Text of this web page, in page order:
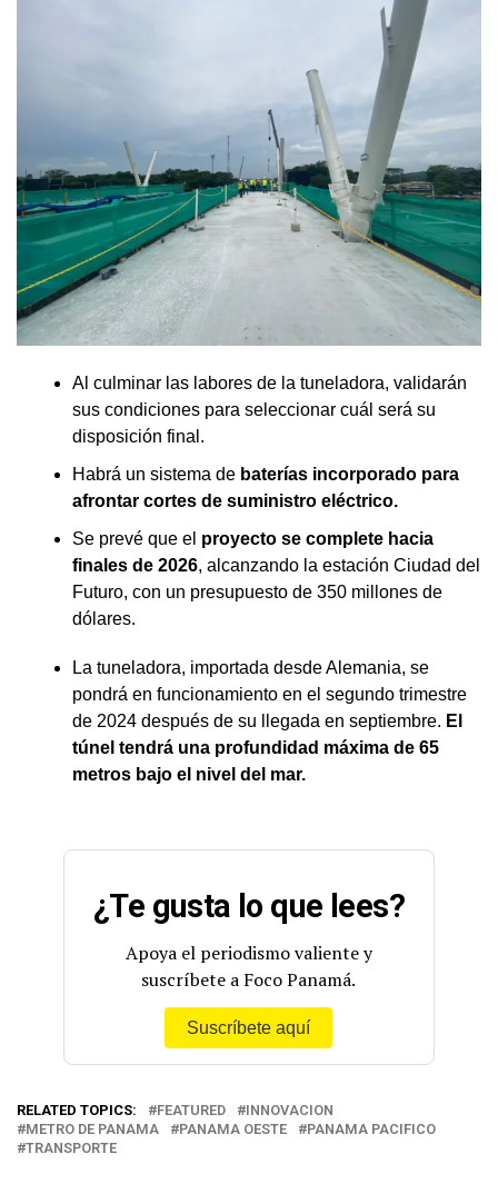
Al culminar las labores de la tuneladora, validarán
sus condiciones para seleccionar cuál será su
disposición final.
Habrá un sistema de baterías incorporado para
afrontar cortes de suministro eléctrico.
Se prevé que el proyecto se complete hacia
finales de 2026, alcanzando la estación Ciudad del
Futuro, con un presupuesto de 350 millones de
dólares.
La tuneladora, importada desde Alemania, se
pondrá en funcionamiento en el segundo trimestre
de 2024 después de su llegada en septiembre. El
túnel tendrá una profundidad máxima de 65
metros bajo el nivel del mar.
¿Te gusta lo que lees?
Apoya el periodismo valiente y
suscríbete a Foco Panamá.
Suscríbete aquí
RELATED TOPICS: FEATURED
INNOVACION
METRO DE PANAMA
PANAMA OESTE
PANAMA PACIFICO
TRANSPORTE